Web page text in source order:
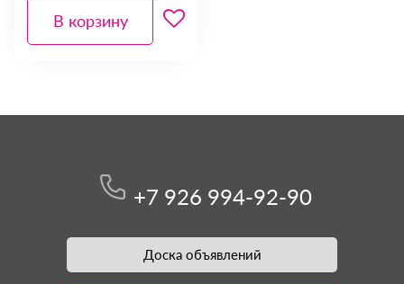
В корзину
+7 926 994-92-90
Доска объявлений